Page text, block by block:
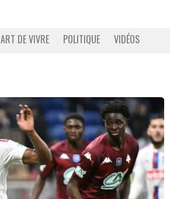
ART DE VIVRE POLITIQUE VIDÉOS